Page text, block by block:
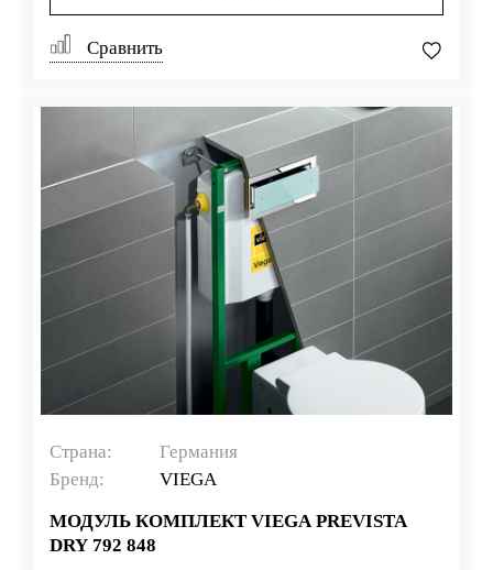
Сравнить
Страна:
Германия
Бренд:
VIEGA
МОДУЛЬ КОМПЛЕКТ VIEGA PREVISTA
DRY 792 848